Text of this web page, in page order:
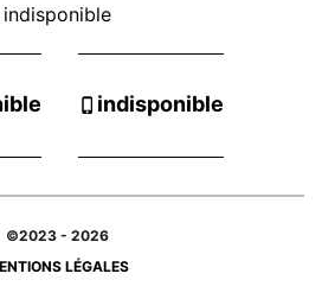
indisponible
indisponible
©2023 - 2026
LÉGALES